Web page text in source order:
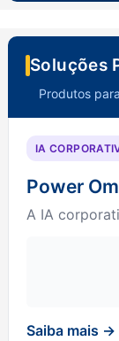
Soluções
Produtos
IA
Power
A IA
Saiba mais →